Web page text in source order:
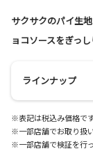
ラインナップ
サクサクのパイ生
ョコソースをぎっ
※表記は税込み価格です
※一部店舗でお取り扱
※一部店舗で検証を行